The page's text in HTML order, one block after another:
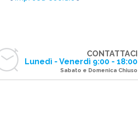
CONTATTACI
Lunedì - Venerdì 9:00 - 18:00
Sabato e Domenica Chiuso